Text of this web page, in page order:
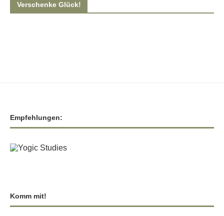
Verschenke Glück!
Empfehlungen:
Komm mit!